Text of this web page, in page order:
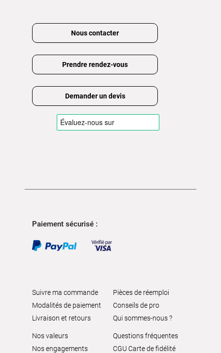
Nous contacter
Prendre rendez-vous
Demander un devis
Paiement sécurisé :
Suivre ma commande
Modalités de paiement
Livraison et retours
Pièces de réemploi
Conseils de pro
Qui sommes-nous ?
Nos valeurs
Nos engagements
Questions fréquentes
CGU Carte de fidélité